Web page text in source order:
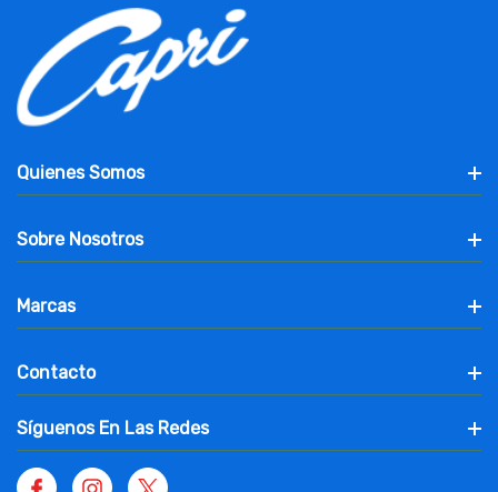
Quienes Somos
Sobre Nosotros
Marcas
Contacto
Síguenos En Las Redes